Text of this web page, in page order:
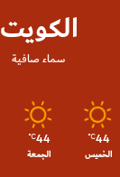
الكويت
سماء صافية
44
℃
الخميس
44
℃
الجمعة